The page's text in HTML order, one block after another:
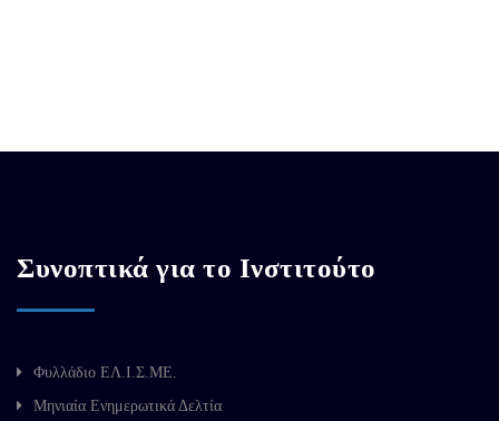
Συνοπτικά για το Ινστιτούτο
Φυλλάδιο ΕΛ.Ι.Σ.ΜΕ.
Μηνιαία Ενημερωτικά Δελτία